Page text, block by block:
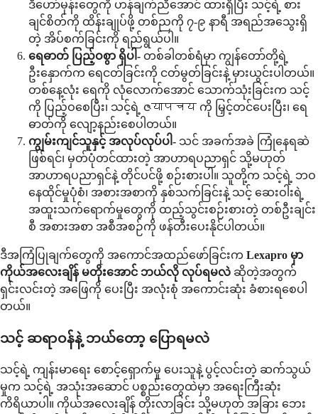
ဒီဟော်မုန်းတွေကို ဟန်ချက်ညီအောင် ထားရှိပြီး သင့်ရဲ့ စား
ချင်စိတ်ကို ထိန်းချုပ်ဖို့ တစ်ညကို ၇-၉ နာရီ အရည်အသွေးရှိ
တဲ့ အိပ်စက်ခြင်းကို ရည်ရွယ်ပါ။
ရေဓာတ် ပြည့်ဝစွာ ရှိပါ- တစ်ခါတစ်ရံမှာ ကျွန်တော်တို့ရဲ့
ဦးနှောက်က ရေငတ်ခြင်းကို ငတ်မွတ်ခြင်းနဲ့ မှားယွင်းပါတယ်။
တစ်နေ့လုံး ရေကို လုံလောက်အောင် သောက်သုံးခြင်းက သင့်
ကို ပြည့်ဝစေပြီး၊ သင့်ရဲ့ ဇयापचय ကို မြှင့်တင်ပေးပြီး၊ ရေ
ဓာတ်ကို လျော့နည်းစေပါတယ်။
ကျွမ်းကျင်သူနှင့် အလုပ်လုပ်ပါ- သင် အခက်အခဲ ကြုံနေရဆဲ
ဖြစ်ရင်၊ မှတ်ပုံတင်ထားတဲ့ အာဟာရပညာရှင် သို့မဟုတ်
အာဟာရပညာရှင်နဲ့ တိုင်ပင်ဖို့ စဉ်းစားပါ။ သူတို့က သင့်ရဲ့ ဘဝ
နေထိုင်မှုပုံစံ၊ အစားအစာကို နှစ်သက်ခြင်းနဲ့ သင့် ဆေးဝါးရဲ့
အထူးသက်ရောက်မှုတွေကို ထည့်သွင်းစဉ်းစားတဲ့ တစ်ဦးချင်း
စီ အစားအစာ အစီအစဉ်ကို ဖန်တီးပေးနိုင်ပါတယ်။
ဒီအကြံပြုချက်တွေကို အကောင်အထည်ဖော်ခြင်းက Lexapro မှာ
ကိုယ်အလေးချိန် မတိုးအောင် ဘယ်လို လုပ်ရမလဲ ဆိုတဲ့အတွက်
ရှင်းလင်းတဲ့ အဖြေကို ပေးပြီး အလုံးစုံ အကောင်းဆုံး ခံစားရစေပါ
တယ်။
သင့် ဆရာဝန်နဲ့ ဘယ်တော့ ပြောရမလဲ
သင့်ရဲ့ ကျန်းမာရေး စောင့်ရှောက်မှု ပေးသူနဲ့ ပွင့်လင်းတဲ့ ဆက်သွယ်
မှုက သင့်ရဲ့ အသုံးအဆောင် ပစ္စည်းတွေထဲမှာ အရေးကြီးဆုံး
ကိရိယာပါ။ ကိုယ်အလေးချိန် တိုးလာခြင်း သို့မဟုတ် အခြား ဘေး